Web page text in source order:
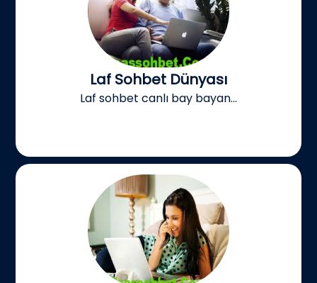
Laf Sohbet Dünyası
Laf sohbet canlı bay bayan...